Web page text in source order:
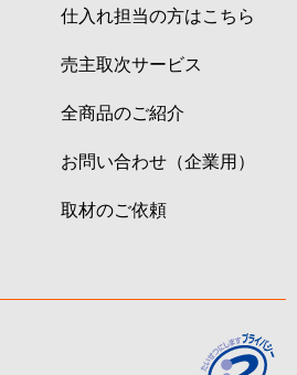
仕入れ担当の方はこちら
売主取次サービス
全商品のご紹介
お問い合わせ（企業用）
取材のご依頼